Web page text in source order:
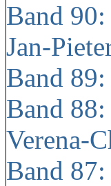
Band 90:
Jan-
Band
Band 88:
Verena-
Band